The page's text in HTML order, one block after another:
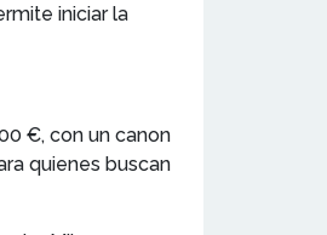
iniciar la
€, con un canon
quienes buscan